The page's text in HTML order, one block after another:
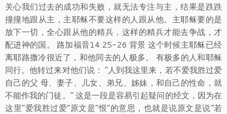
关心我们过去的成功和失败，就无法专注与主，结果是跌跌
撞撞地跟从主，主耶稣不要这样的人跟从他。主耶稣要的是
放下一切，全心跟从他的精兵，这样的精兵才能去争战，才
配进神的国。 路加福音14:25-26 背景 这个时候主耶稣已经
离耶路撒冷很近了，和他同去的人极多。 有极多的人和耶稣
同行。他转过来对他们说： “人到我这里来，若不爱我胜过爱
自己的父 母、妻子、儿女、弟兄、姊妹，和自己的性命，就
不能作我的门徒。“ 这是一段是容易引起疑问的经文，因为在
这里“爱我胜过爱”原文是“恨”的意思，也就是说原文是说“若